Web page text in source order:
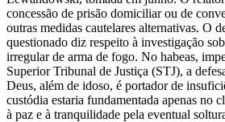
concessão de prisão domiciliar ou de
outras medidas cautelares alternativas. O
questionado diz respeito à investigação
irregular de arma de fogo. No habeas,
Superior Tribunal de Justiça (STJ), a
Deus, além de idoso, é portador de
custódia estaria fundamentada apenas no
à paz e à tranquilidade pela eventual